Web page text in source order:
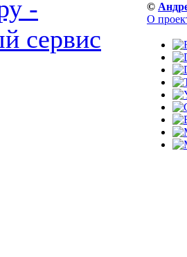
©
О